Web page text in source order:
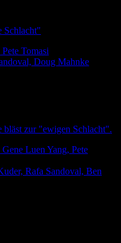
Schlacht"
Tomasi
Doug Mahnke
bläst zur "ewigen Schlacht".
Luen Yang, Pete
Rafa Sandoval, Ben